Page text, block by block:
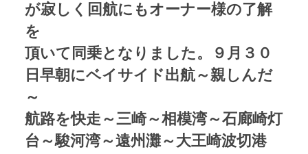
が寂しく回航にもオーナー様の了解
を
頂いて同乗となりました。９月３０
日早朝にベイサイド出航～親しんだ
～
航路を快走～三崎～相模湾～石廊崎灯
台～駿河湾～遠州灘～大王崎波切港